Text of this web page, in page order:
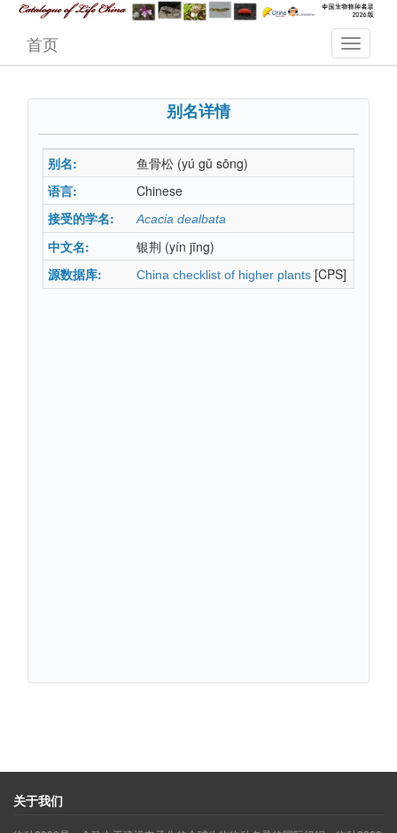
首页
别名详情
别名: 鱼骨松 (yú gǔ sōng)
语言:
Chinese
接受的学名:
Acacia dealbata
中文名: 银荆 (yín jīng)
源数据库:
China checklist of higher plants [CPS]
关于我们